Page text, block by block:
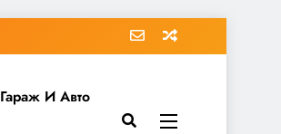
Гараж И Авто